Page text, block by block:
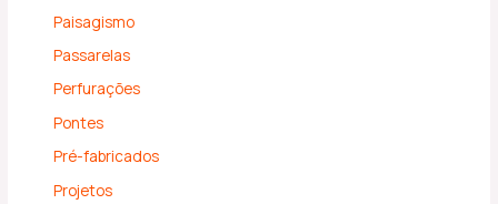
Paisagismo
Passarelas
Perfurações
Pontes
Pré-fabricados
Projetos